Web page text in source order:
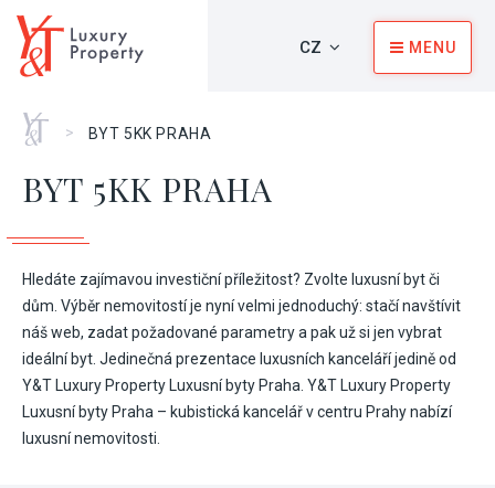
CZ MENU
Home
> BYT 5KK PRAHA
BYT 5KK PRAHA
Hledáte zajímavou investiční příležitost? Zvolte luxusní byt či
dům. Výběr nemovitostí je nyní velmi jednoduchý: stačí navštívit
náš web, zadat požadované parametry a pak už si jen vybrat
ideální byt. Jedinečná prezentace luxusních kanceláří jedině od
Y&T Luxury Property Luxusní byty Praha. Y&T Luxury Property
Luxusní byty Praha – kubistická kancelář v centru Prahy nabízí
luxusní nemovitosti.